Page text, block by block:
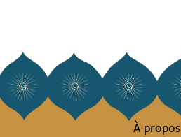
À propos